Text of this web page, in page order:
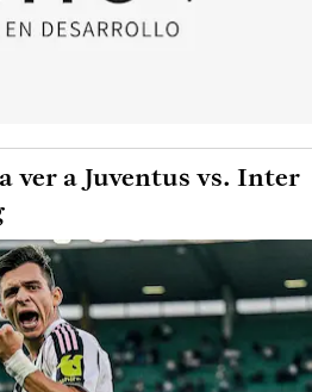
ver a Juventus vs. Inter